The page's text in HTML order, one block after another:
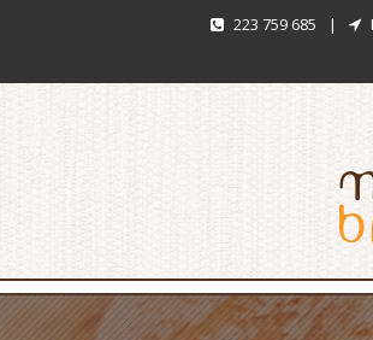
223 759 685 |